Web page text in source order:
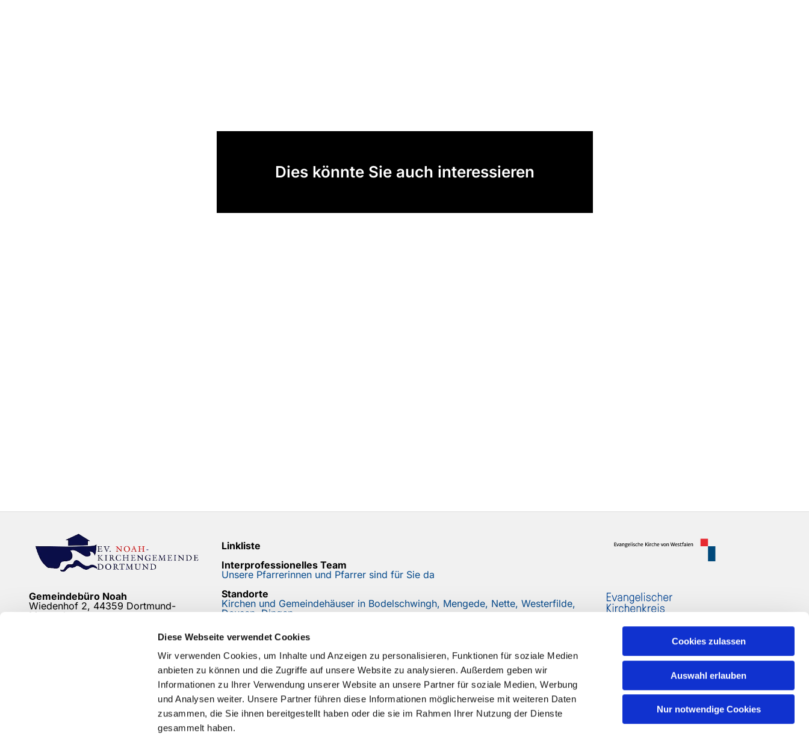
Diese Webseite verwendet Cookies
Wir verwenden Cookies, um Inhalte und Anzeigen zu personalisieren, Funktionen für soziale Medien
anbieten zu können und die Zugriffe auf unsere Website zu analysieren. Außerdem geben wir
Informationen zu Ihrer Verwendung unserer Website an unsere Partner für soziale Medien, Werbung
und Analysen weiter. Unsere Partner führen diese Informationen möglicherweise mit weiteren Daten
zusammen, die Sie ihnen bereitgestellt haben oder die sie im Rahmen Ihrer Nutzung der Dienste
gesammelt haben.
Cookies zulassen
Auswahl erlauben
Nur notwendige Cookies
Dies könnte Sie auch interessieren
Gemeindebüro Noah
Wiedenhof 2, 44359 Dortmund-
Mengede
Friedhof Mengeder Schulstraße
Linkliste
Interprofessionelles Team
Unsere Pfarrerinnen und Pfarrer sind für Sie da
Standorte
Kirchen und Gemeindehäuser in Bodelschwingh, Mengede, Nette, Westerfilde,
Deusen, Dingen
Newsletter
Bleiben Sie mit unserem Mail-Newsletter auf dem Laufenden